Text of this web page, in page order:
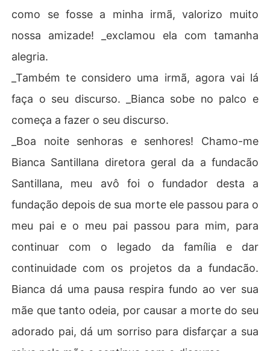
como se fosse a minha irmã, valorizo muito
nossa amizade! _exclamou ela com tamanha
alegria.
_Também te considero uma irmã, agora vai lá
faça o seu discurso. _Bianca sobe no palco e
começa a fazer o seu discurso.
_Boa noite senhoras e senhores! Chamo-me
Bianca Santillana diretora geral da a fundacão
Santillana, meu avô foi o fundador desta a
fundação depois de sua morte ele passou para o
meu pai e o meu pai passou para mim, para
continuar com o legado da família e dar
continuidade com os projetos da a fundacão.
Bianca dá uma pausa respira fundo ao ver sua
mãe que tanto odeia, por causar a morte do seu
adorado pai, dá um sorriso para disfarçar a sua